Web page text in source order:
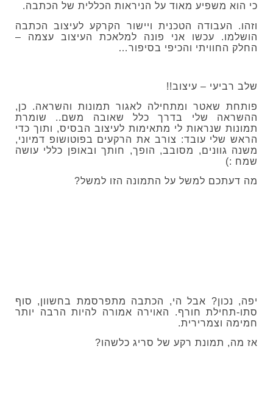
כי הוא משפיע מאוד על הניראות הכללית של הכתבה.
וזהו. העבודה הטכנית ויישור הקרקע לעיצוב הכתבה
הושלמו. עכשו אני פונה למלאכת העיצוב עצמה –
החלק החוויתי והכיפי בסיפור…
שלב רביעי – עיצוב!!
פותחת שאטר ומתחילה לאגור תמונות והשראה. כן,
ההשראה שלי בדרך כלל שאובה משם.. שומרת
תמונות שנראות לי מתאימות לעיצוב הבסיס, ותוך כדי
הראש שלי עובד: צורב את הרקעים בפוטושופ דמיוני,
משנה גוונים, מסובב, הופך, חותך ובאופן כללי עושה
שמח :)
מה דעתכם למשל על התמונה הזו למשל?
יפה, נכון? אבל הי, הכתבה מתפרסמת בחשוון, סוף
סתו-תחילת חורף. האוירה אמורה להיות הרבה יותר
חמימה וצמרירית.
אז מה, תמונת רקע של סריג כלשהו?